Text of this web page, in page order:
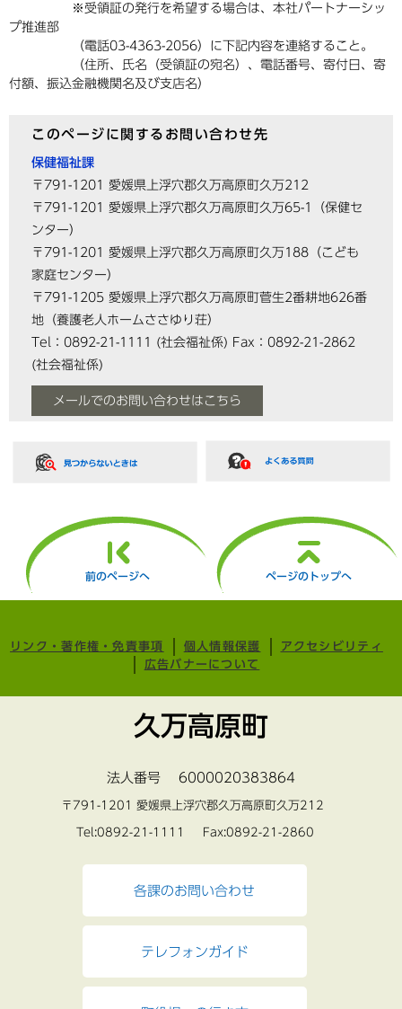
※受領証の発行を希望する場合は、本社パートナーシッ
プ推進部
（電話03-4363-2056）に下記内容を連絡すること。
（住所、氏名（受領証の宛名）、電話番号、寄付日、寄
付額、振込金融機関名及び支店名）
このページに関するお問い合わせ先
保健福祉課
〒791-1201
愛媛県上浮穴郡久万高原町久万212
〒791-1201 愛媛県上浮穴郡久万高原町久万65-1（保健セ
ンター）
〒791-1201 愛媛県上浮穴郡久万高原町久万188（こども
家庭センター）
〒791-1205 愛媛県上浮穴郡久万高原町菅生2番耕地626番
地（養護老人ホームささゆり荘）
Tel：0892-21-1111
(社会福祉係) Fax：0892-21-2862
(社会福祉係)
メールでのお問い合わせはこちら
前のページへ ページのトップへ
リンク・著作権・免責事項 個人情報保護
アクセシビリティ
広告バナーについて
久万高原町
法人番号 6000020383864
〒791-1201 愛媛県上浮穴郡久万高原町久万212
Tel:0892-21-1111 Fax:0892-21-2860
各課のお問い合わせ
テレフォンガイド